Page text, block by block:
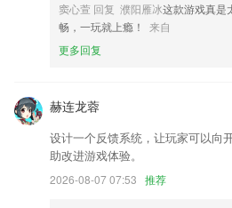
司机在线出车，接单
以上就是好彩票苹果版下载的介绍，如果
窦心萱 回复 濮阳雁冰这款游戏真是
畅，一玩就上瘾！
来自
更多回复
赫连龙蓉
设计一个反馈系统，让玩家可以向
助改进游戏体验。
2026-08-07 07:53 推荐